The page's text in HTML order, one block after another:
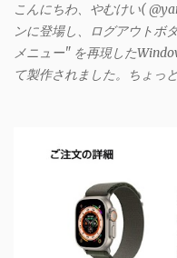
すれば完了 一度この手順
もOKだ。これでWi-Fiを使
接続による同期については
おり、現時点で使えないよ
iSyncrを活用することで、
ートフォンに移行したい場
こんにちわ、やむけい(
ンに登場し、ログアウトボ
メニュー" を再現した
て製作されました。ちょっ
す・・・。カッコイイ！！
SAO Utilities Project –
1. 開発ページ のDownloads
をダウンロードする。
Win8）に対応です。 （ ◆